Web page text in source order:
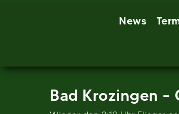
News
Bad Krozingen –